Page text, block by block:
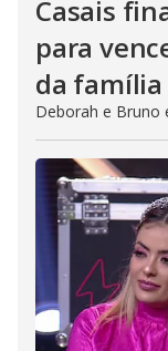
Casais
para
da família
Deborah e Bruno